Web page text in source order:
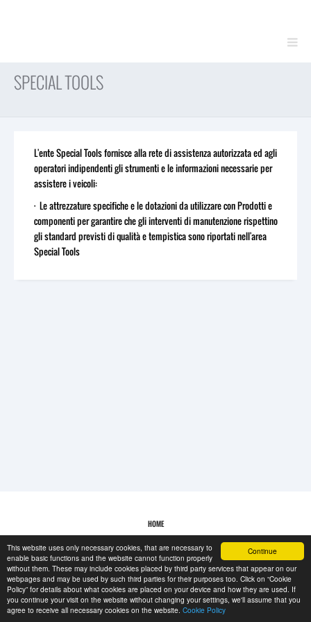
Continue
This website uses only necessary cookies, that are necessary to
enable basic functions and the website cannot function properly
without them. These may include cookies placed by third party services that appear on our
webpages and may be used by such third parties for their purposes too. Click on “Cookie
Policy” for details about what cookies are placed on your device and how they are used. If
you continue your visit on the website without changing your settings, we'll assume that you
agree to receive all necessary cookies on the website. Cookie Policy
NAVIGAZIONE STANDARD
Service Bulletins
Catalogo Ricambi
Training
Tempari / Attrezzature
Special Tools
Strumenti di Diagnosi
Rescue Material
SPECIAL TOOLS
L'ente Special Tools fornisce alla rete di assistenza autorizzata ed agli
operatori indipendenti gli strumenti e le informazioni necessarie per
assistere i veicoli:
· Le attrezzature specifiche e le dotazioni da utilizzare con Prodotti e
componenti per garantire che gli interventi di manutenzione rispettino
gli standard previsti di qualità e tempistica sono riportati nell'area
Special Tools
HOME
POLITICA SUI COOKIE
RESCUE MATERIAL